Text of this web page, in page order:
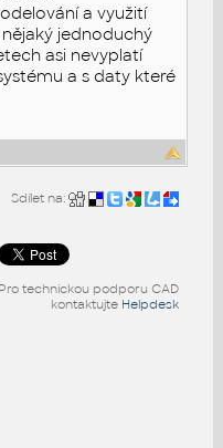
a využití
jednoduchý
asi nevyplatí
a s daty které
Sdílet na:
Pro technickou podporu CAD
kontaktujte Helpdesk